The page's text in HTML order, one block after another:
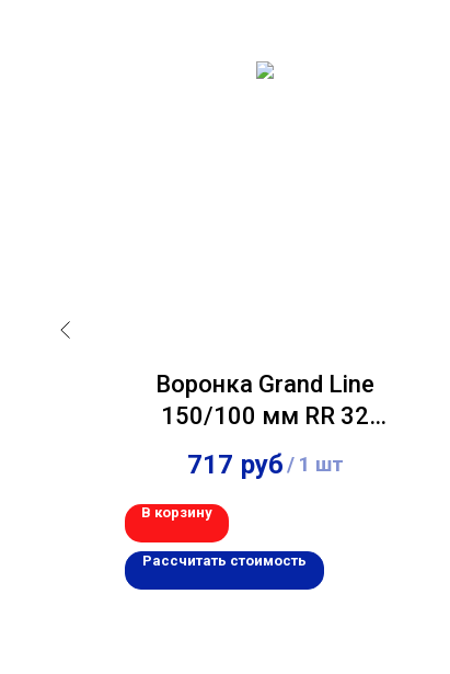
Воронка Grand Line
150/100 мм RR 32
темно-коричневый
717 руб/ 1 шт
В корзину
Рассчитать стоимость